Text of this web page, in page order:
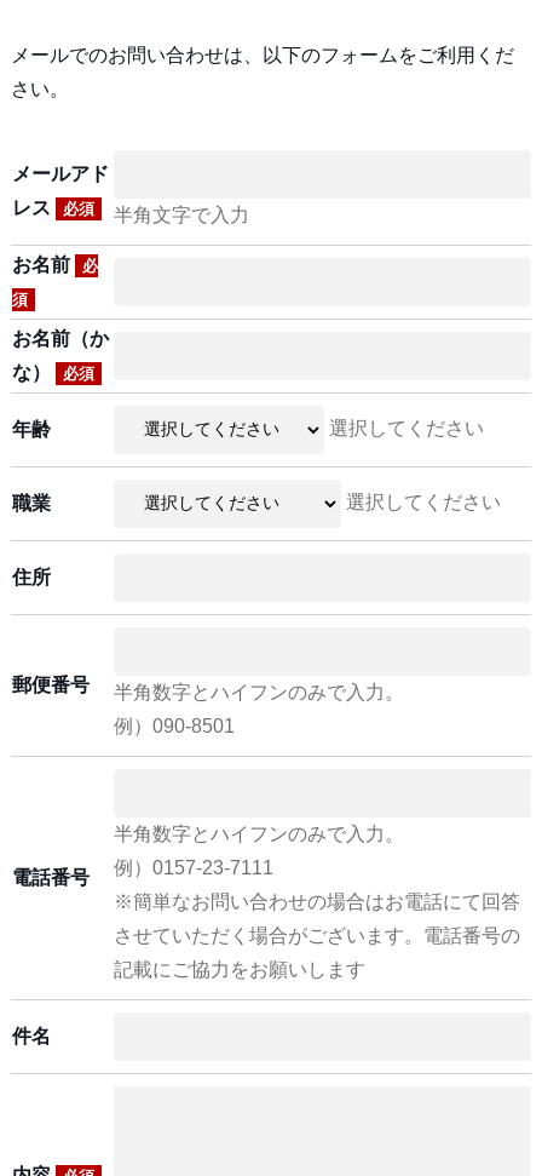
メールでのお問い合わせは、以下のフォームをご利用くだ
さい。
メールアド
レス
必須 半角文字で入力
お名前
必
須
お名前（か
な）
必須
年齢 選択してください
職業 選択してください
住所
郵便番号
半角数字とハイフンのみで入力。
例）090-8501
電話番号
半角数字とハイフンのみで入力。
例）0157-23-7111
※簡単なお問い合わせの場合はお電話にて回答
させていただく場合がございます。電話番号の
記載にご協力をお願いします
件名